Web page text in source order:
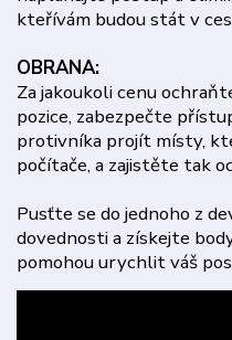
kteřívám budou stát v
OBRANA:
Za jakoukoli cenu
pozice, zabezpečte
protivníka projít místy,
počítače, a zajistěte tak
Pusťte se do jednoho z
dovednosti a získejte
pomohou urychlit váš